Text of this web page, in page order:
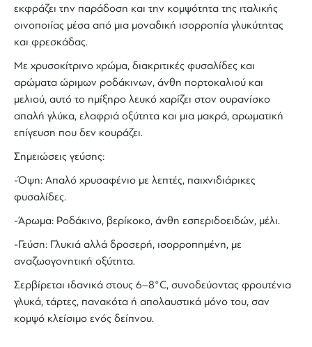
εκφράζει την παράδοση και την κομψότητα της ιταλικής
οινοποιίας μέσα από μια μοναδική ισορροπία γλυκύτητας
και φρεσκάδας.
Με χρυσοκίτρινο χρώμα, διακριτικές φυσαλίδες και
αρώματα ώριμων ροδάκινων, άνθη πορτοκαλιού και
μελιού, αυτό το ημίξηρο λευκό χαρίζει στον ουρανίσκο
απαλή γλύκα, ελαφριά οξύτητα και μια μακρά, αρωματική
επίγευση που δεν κουράζει.
Σημειώσεις γεύσης:
-Όψη: Απαλό χρυσαφένιο με λεπτές, παιχνιδιάρικες
φυσαλίδες.
-Άρωμα: Ροδάκινο, βερίκοκο, άνθη εσπεριδοειδών, μέλι.
-Γεύση: Γλυκιά αλλά δροσερή, ισορροπημένη, με
αναζωογονητική οξύτητα.
Σερβίρεται ιδανικά στους 6–8°C, συνοδεύοντας φρουτένια
γλυκά, τάρτες, πανακότα ή απολαυστικά μόνο του, σαν
κομψό κλείσιμο ενός δείπνου.